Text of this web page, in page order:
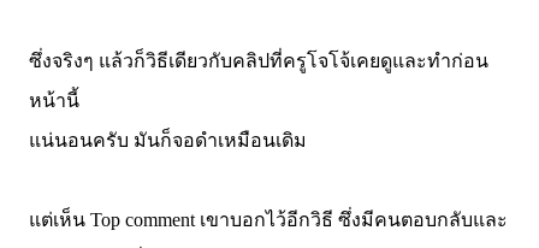
ซึ่งจริงๆ แล้วก็วิธีเดียวกับคลิปที่ครูโจโจ้เคยดูและทำก่อน
หน้านี้
แน่นอนครับ มันก็จอดำเหมือนเดิม
แต่เห็น Top comment เขาบอกไว้อีกวิธี ซึ่งมีคนตอบกลับและ